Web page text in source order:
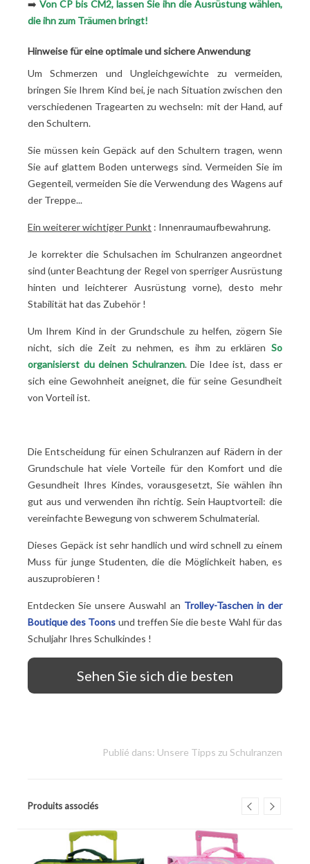
➡️ Von CP bis CM2, lassen Sie ihn die Ausrüstung wählen,
die ihn zum Träumen bringt!
Hinweise für eine optimale und sichere Anwendung
Um Schmerzen und Ungleichgewichte zu vermeiden,
bringen Sie Ihrem Kind bei, je nach Situation zwischen den
verschiedenen Tragearten zu wechseln: mit der Hand, auf
den Schultern.
Sie müssen kein Gepäck auf den Schultern tragen, wenn
Sie auf glattem Boden unterwegs sind. Vermeiden Sie im
Gegenteil, vermeiden Sie die Verwendung des Wagens auf
der Treppe...
Ein weiterer wichtiger Punkt : Innenraumaufbewahrung.
Je korrekter die Schulsachen im Schulranzen angeordnet
sind (unter Beachtung der Regel von sperriger Ausrüstung
hinten und leichterer Ausrüstung vorne), desto mehr
Stabilität hat das Zubehör !
Um Ihrem Kind in der Grundschule zu helfen, zögern Sie
nicht, sich die Zeit zu nehmen, es ihm zu erklären So
organisierst du deinen Schulranzen. Die Idee ist, dass er
sich eine Gewohnheit aneignet, die für seine Gesundheit
von Vorteil ist.
Die Entscheidung für einen Schulranzen auf Rädern in der
Grundschule hat viele Vorteile für den Komfort und die
Gesundheit Ihres Kindes, vorausgesetzt, Sie wählen ihn
gut aus und verwenden ihn richtig. Sein Hauptvorteil: die
vereinfachte Bewegung von schwerem Schulmaterial.
Dieses Gepäck ist sehr handlich und wird schnell zu einem
Muss für junge Studenten, die die Möglichkeit haben, es
auszuprobieren !
Entdecken Sie unsere Auswahl an Trolley-Taschen in der
Boutique des Toons und treffen Sie die beste Wahl für das
Schuljahr Ihres Schulkindes !
Sehen Sie sich die besten
Publié dans: Unsere Tipps zu Schulranzen
Produits associés